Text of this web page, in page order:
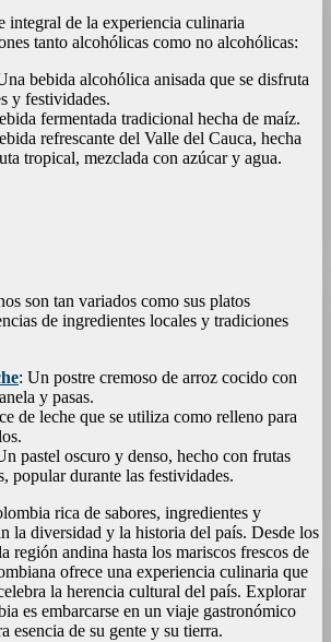
integral de la experiencia culinaria
tanto alcohólicas como no alcohólicas:
bebida alcohólica anisada que se disfruta
y festividades.
fermentada tradicional hecha de maíz.
refrescante del Valle del Cauca, hecha
tropical, mezclada con azúcar y agua.
son tan variados como sus platos
de ingredientes locales y tradiciones
: Un postre cremoso de arroz cocido con
y pasas.
de leche que se utiliza como relleno para
pastel oscuro y denso, hecho con frutas
popular durante las festividades.
rica de sabores, ingredientes y
la diversidad y la historia del país. Desde los
región andina hasta los mariscos frescos de
ofrece una experiencia culinaria que
la herencia cultural del país. Explorar
es embarcarse en un viaje gastronómico
esencia de su gente y su tierra.